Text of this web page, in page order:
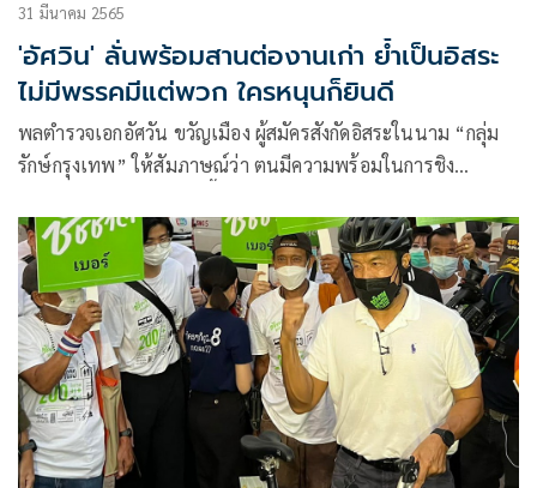
31 มีนาคม 2565
'อัศวิน' ลั่นพร้อมสานต่องานเก่า ย้ำเป็นอิสระ
ไม่มีพรรคมีแต่พวก ใครหนุนก็ยินดี
พลตำรวจเอกอัศวัน ขวัญเมือง ผู้สมัครสังกัดอิสระในนาม “กลุ่ม
รักษ์กรุงเทพ” ให้สัมภาษณ์ว่า ตนมีความพร้อมในการชิง